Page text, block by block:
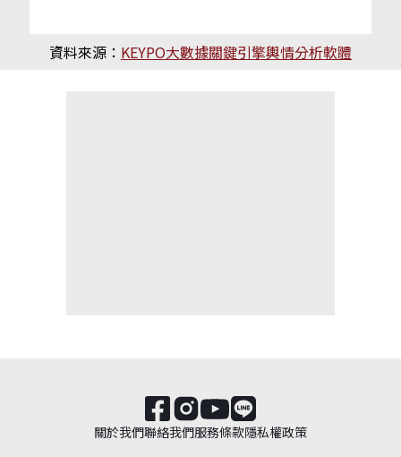
資料來源： KEYPO大數據關鍵引擎輿情分析軟體
關於我們聯絡我們服務條款隱私權政策